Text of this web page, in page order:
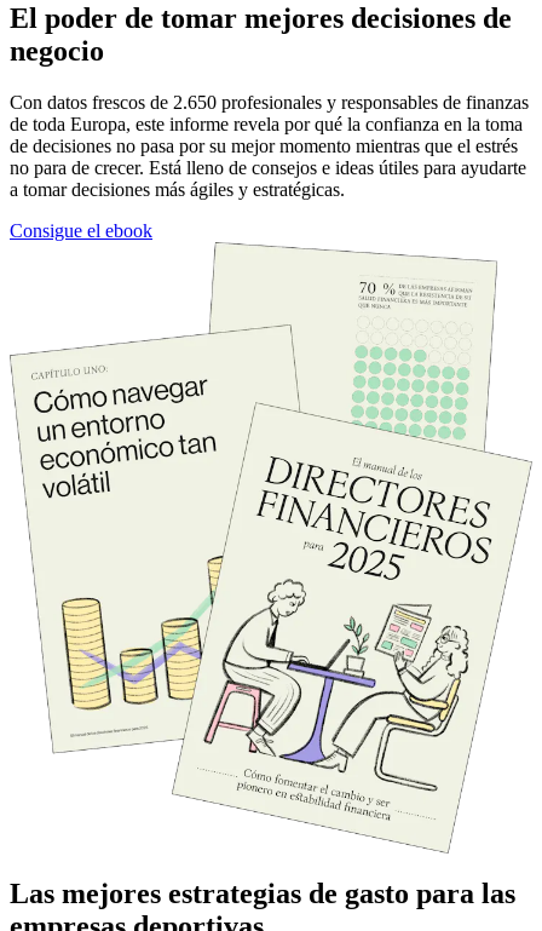
El poder de tomar mejores decisiones de
negocio
Con datos frescos de 2.650 profesionales y responsables de finanzas
de toda Europa, este informe revela por qué la confianza en la toma
de decisiones no pasa por su mejor momento mientras que el estrés
no para de crecer. Está lleno de consejos e ideas útiles para ayudarte
a tomar decisiones más ágiles y estratégicas.
Consigue el ebook
Las mejores estrategias de gasto para las